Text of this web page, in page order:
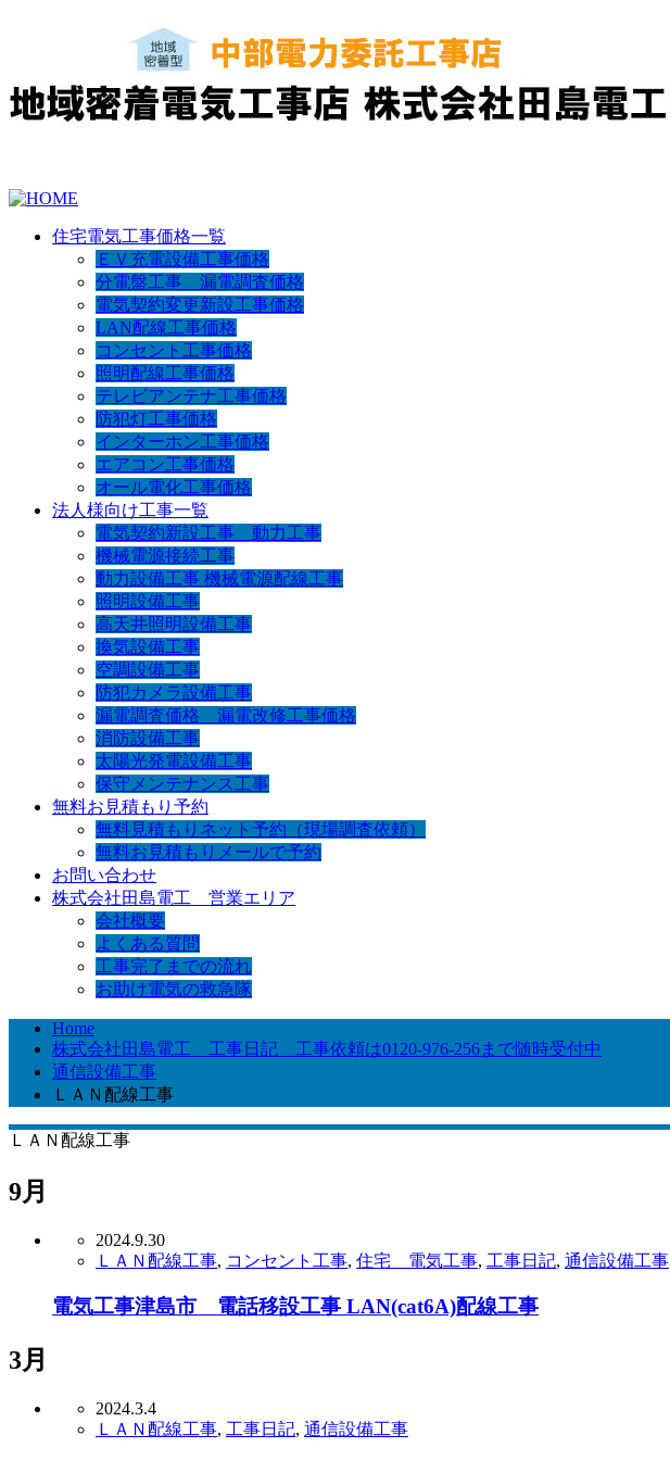
住宅電気工事価格一覧
ＥＶ充電設備工事価格
分電盤工事 漏電調査価格
電気契約変更新設工事価格
LAN配線工事価格
コンセント工事価格
照明配線工事価格
テレビアンテナ工事価格
防犯灯工事価格
インターホン工事価格
エアコン工事価格
オール電化工事価格
法人様向け工事一覧
電気契約新設工事 動力工事
機械電源接続工事
動力設備工事 機械電源配線工事
照明設備工事
高天井照明設備工事
換気設備工事
空調設備工事
防犯カメラ設備工事
漏電調査価格 漏電改修工事価格
消防設備工事
太陽光発電設備工事
保守メンテナンス工事
無料お見積もり予約
無料見積もりネット予約（現場調査依頼）
無料お見積もりメールで予約
お問い合わせ
株式会社田島電工 営業エリア
会社概要
よくある質問
工事完了までの流れ
お助け電気の救急隊
Home
株式会社田島電工 工事日記 工事依頼は0120-976-256まで随時受付中
通信設備工事
ＬＡＮ配線工事
ＬＡＮ配線工事
9月
2024.9.30
ＬＡＮ配線工事, コンセント工事, 住宅 電気工事, 工事日記, 通信設備工事
電気工事津島市 電話移設工事 LAN(cat6A)配線工事
3月
2024.3.4
ＬＡＮ配線工事, 工事日記, 通信設備工事